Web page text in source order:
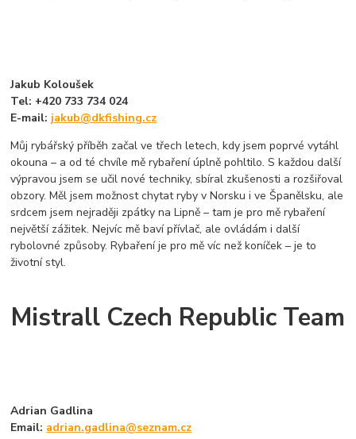
Jakub Koloušek
Tel: +420 733 734 024
E-mail: jakub@dkfishing.cz
Můj rybářský příběh začal ve třech letech, kdy jsem poprvé vytáhl
okouna – a od té chvíle mě rybaření úplně pohltilo. S každou další
výpravou jsem se učil nové techniky, sbíral zkušenosti a rozšiřoval
obzory. Měl jsem možnost chytat ryby v Norsku i ve Španělsku, ale
srdcem jsem nejraději zpátky na Lipně – tam je pro mě rybaření
největší zážitek. Nejvíc mě baví přívlač, ale ovládám i další
rybolovné způsoby. Rybaření je pro mě víc než koníček – je to
životní styl.
Mistrall Czech Republic Team
Adrian Gadlina
Email: adrian.gadlina@seznam.cz